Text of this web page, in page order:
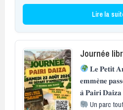
Lire la
Journée
𝐋𝐞 𝐏𝐞𝐭𝐢𝐭
𝐞𝐦𝐦𝐞̀𝐧𝐞
𝐚̀ 𝐏𝐚𝐢𝐫𝐢
Un parc